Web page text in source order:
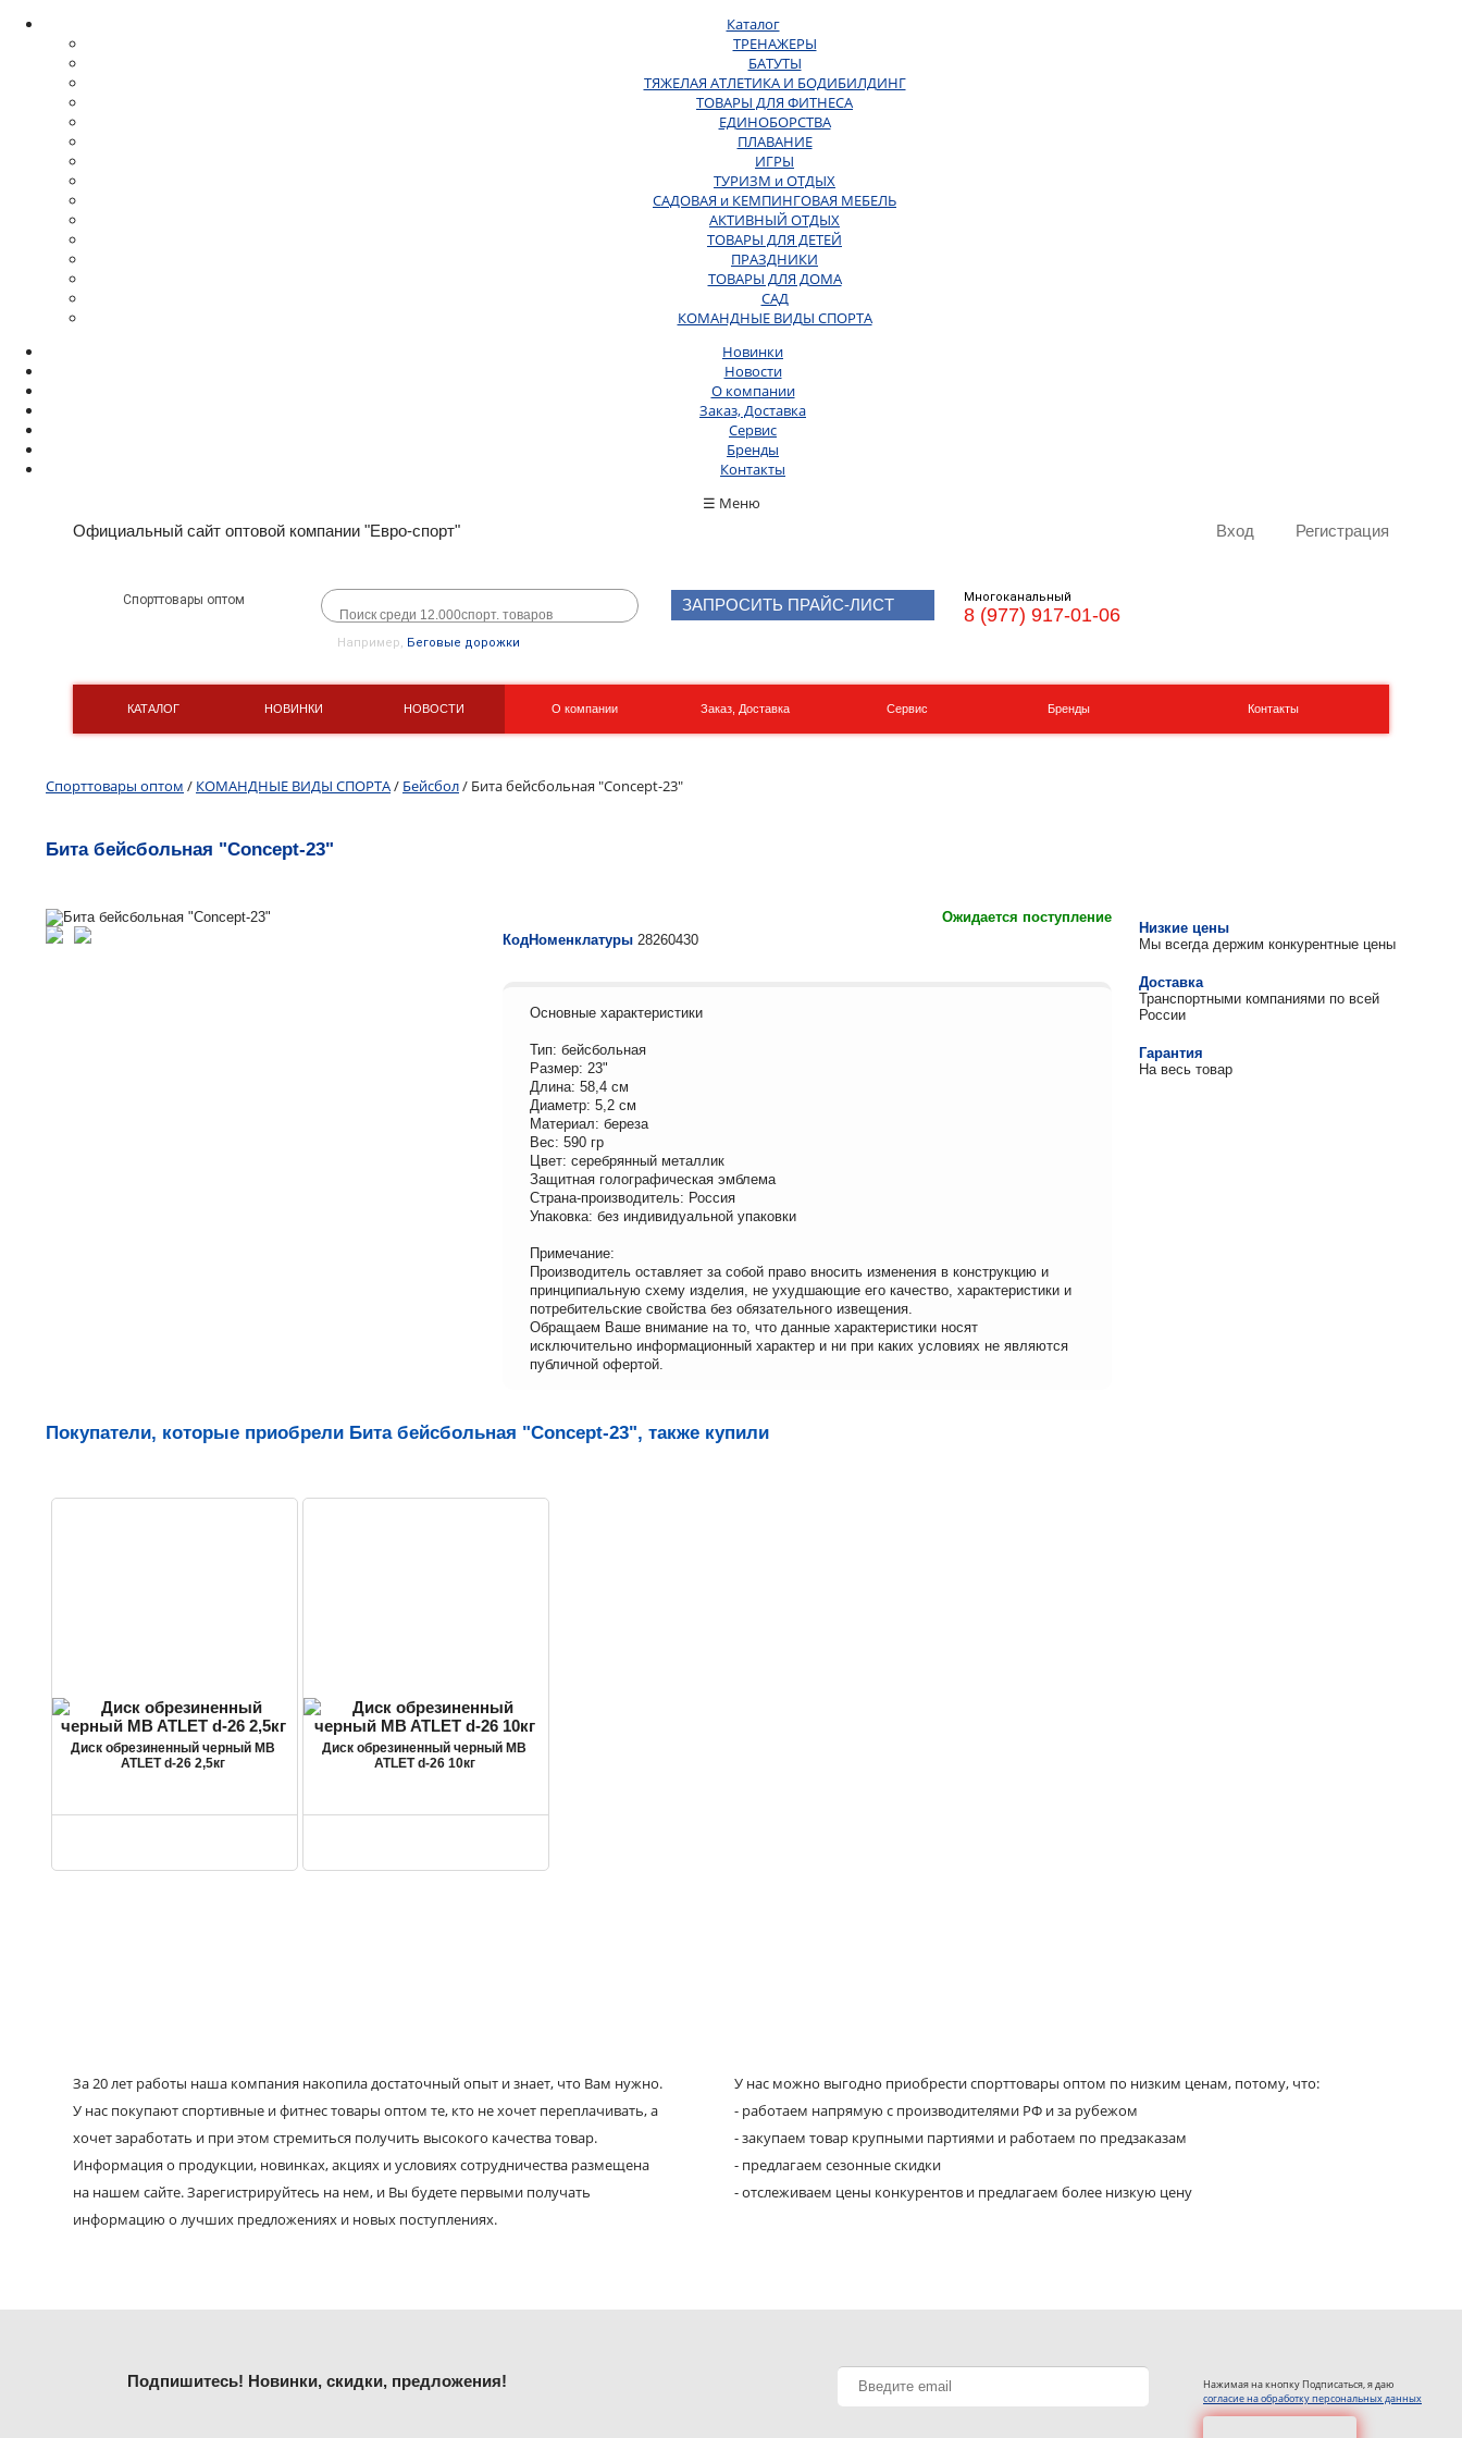
Каталог
ТРЕНАЖЕРЫ
БАТУТЫ
ТЯЖЕЛАЯ АТЛЕТИКА И БОДИБИЛДИНГ
ТОВАРЫ ДЛЯ ФИТНЕСА
ЕДИНОБОРСТВА
ПЛАВАНИЕ
ИГРЫ
ТУРИЗМ и ОТДЫХ
САДОВАЯ и КЕМПИНГОВАЯ МЕБЕЛЬ
АКТИВНЫЙ ОТДЫХ
ТОВАРЫ ДЛЯ ДЕТЕЙ
ПРАЗДНИКИ
ТОВАРЫ ДЛЯ ДОМА
САД
КОМАНДНЫЕ ВИДЫ СПОРТА
Новинки
Новости
О компании
Заказ, Доставка
Сервис
Бренды
Контакты
☰ Меню
Официальный сайт оптовой компании "Евро-спорт" Вход Регистрация
Спорттовары оптом
Например, Беговые дорожки
ЗАПРОСИТЬ ПРАЙС-ЛИСТ Многоканальный
8 (977) 917-01-06
КАТАЛОГ НОВИНКИ НОВОСТИ О компании Заказ, Доставка Сервис Бренды Контакты
Спорттовары оптом / КОМАНДНЫЕ ВИДЫ СПОРТА/ Бейсбол/ Бита бейсбольная "Concept-23"
Бита бейсбольная "Concept-23"
Ожидается поступление
КодНоменклатуры 28260430
Основные характеристики
Тип: бейсбольная
Размер: 23"
Длина: 58,4 см
Диаметр: 5,2 см
Материал: береза
Вес: 590 гр
Цвет: серебрянный металлик
Защитная голографическая эмблема
Страна-производитель: Россия
Упаковка: без индивидуальной упаковки
Примечание:
Производитель оставляет за собой право вносить изменения в конструкцию и
принципиальную схему изделия, не ухудшающие его качество, характеристики и
потребительские свойства без обязательного извещения.
Обращаем Ваше внимание на то, что данные характеристики носят
исключительно информационный характер и ни при каких условиях не являются
публичной офертой.
Низкие цены
Мы всегда держим конкурентные цены
Доставка
Транспортными компаниями по всей
России
Гарантия
На весь товар
Покупатели, которые приобрели Бита бейсбольная "Concept-23", также купили
Диск обрезиненный черный MB
ATLET d-26 2,5кг
Диск обрезиненный черный MB
ATLET d-26 10кг
За 20 лет работы наша компания накопила достаточный опыт и знает, что Вам нужно.
У нас покупают спортивные и фитнес товары оптом те, кто не хочет переплачивать, а
хочет заработать и при этом стремиться получить высокого качества товар.
Информация о продукции, новинках, акциях и условиях сотрудничества размещена
на нашем сайте. Зарегистрируйтесь на нем, и Вы будете первыми получать
информацию о лучших предложениях и новых поступлениях.
У нас можно выгодно приобрести спорттовары оптом по низким ценам, потому, что:
- работаем напрямую с производителями РФ и за рубежом
- закупаем товар крупными партиями и работаем по предзаказам
- предлагаем сезонные скидки
- отслеживаем цены конкурентов и предлагаем более низкую цену
Нажимая на кнопку Подписаться, я даю
согласие на обработку персональных данных
Подпишитесь! Новинки, скидки, предложения!